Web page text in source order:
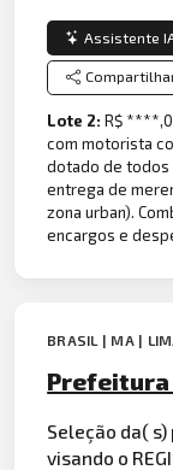
Assistente
Lote 2:R$
com motorista
dotado de todos
entrega de
zona urban).
encargos e
BRASIL | MA |
Prefeitura
Seleção da(
visando o